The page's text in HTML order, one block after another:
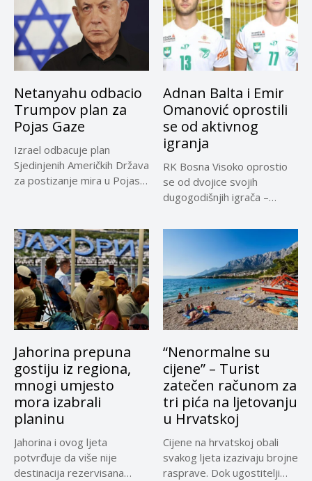
Netanyahu odbacio
Trumpov plan za
Pojas Gaze
Izrael odbacuje plan
Sjedinjenih Američkih Država
za postizanje mira u Pojasu
Adnan Balta i Emir
Omanović oprostili
se od aktivnog
igranja
RK Bosna Visoko oprostio
se od dvojice svojih
dugogodišnjih igrača –
Jahorina prepuna
gostiju iz regiona,
mnogi umjesto
mora izabrali
planinu
Jahorina i ovog ljeta
potvrđuje da više nije
destinacija rezervisana
“Nenormalne su
cijene” – Turist
zatečen računom za
tri pića na ljetovanju
u Hrvatskoj
Cijene na hrvatskoj obali
svakog ljeta izazivaju brojne
rasprave. Dok ugostitelji